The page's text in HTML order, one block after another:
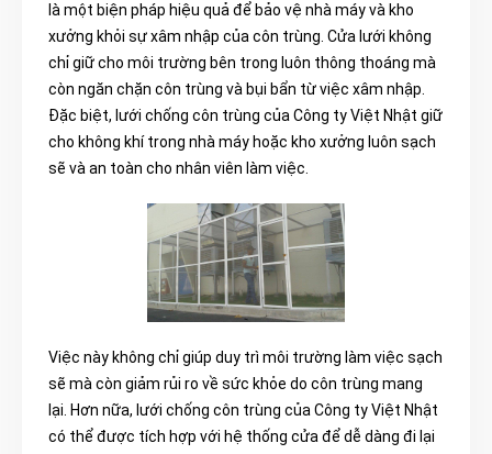
là một biện pháp hiệu quả để bảo vệ nhà máy và kho
xưởng khỏi sự xâm nhập của côn trùng. Cửa lưới không
chỉ giữ cho môi trường bên trong luôn thông thoáng mà
còn ngăn chặn côn trùng và bụi bẩn từ việc xâm nhập.
Đặc biệt, lưới chống côn trùng của Công ty Việt Nhật giữ
cho không khí trong nhà máy hoặc kho xưởng luôn sạch
sẽ và an toàn cho nhân viên làm việc.
Việc này không chỉ giúp duy trì môi trường làm việc sạch
sẽ mà còn giảm rủi ro về sức khỏe do côn trùng mang
lại. Hơn nữa, lưới chống côn trùng của Công ty Việt Nhật
có thể được tích hợp với hệ thống cửa để dễ dàng đi lại